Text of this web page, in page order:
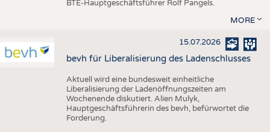
BTE-Hauptgeschäftsführer Rolf Pangels.
MORE
15.07.2026
bevh für Liberalisierung des Ladenschlusses
Aktuell wird eine bundesweit einheitliche
Liberalisierung der Ladenöffnungszeiten am
Wochenende diskutiert. Alien Mulyk,
Hauptgeschäftsführerin des bevh, befürwortet die
Forderung.